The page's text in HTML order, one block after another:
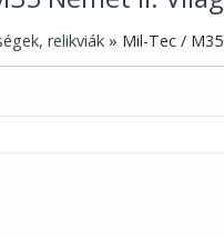
relikviák » Mil-Tec /